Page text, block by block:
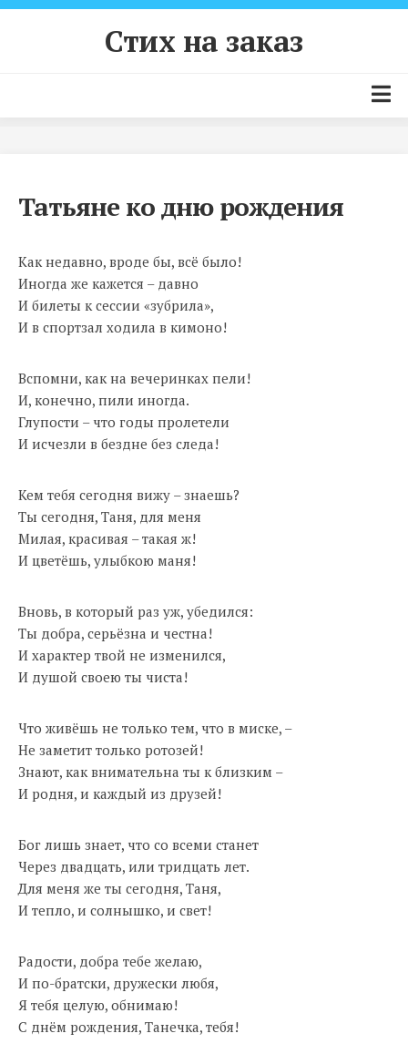
Skip
Стих на заказ
Как заказать стих?
Контакты
Татьяне ко дню рождения
Как недавно, вроде бы, всё было!
Иногда же кажется – давно
И билеты к сессии «зубрила»,
И в спортзал ходила в кимоно!
Вспомни, как на вечеринках пели!
И, конечно, пили иногда.
Глупости – что годы пролетели
И исчезли в бездне без следа!
Кем тебя сегодня вижу – знаешь?
Ты сегодня, Таня, для меня
Милая, красивая – такая ж!
И цветёшь, улыбкою маня!
Вновь, в который раз уж, убедился:
Ты добра, серьёзна и честна!
И характер твой не изменился,
И душой своею ты чиста!
Что живёшь не только тем, что в миске, –
Не заметит только ротозей!
Знают, как внимательна ты к близким –
И родня, и каждый из друзей!
Бог лишь знает, что со всеми станет
Через двадцать, или тридцать лет.
Для меня же ты сегодня, Таня,
И тепло, и солнышко, и свет!
Радости, добра тебе желаю,
И по-братски, дружески любя,
Я тебя целую, обнимаю!
С днём рождения, Танечка, тебя!